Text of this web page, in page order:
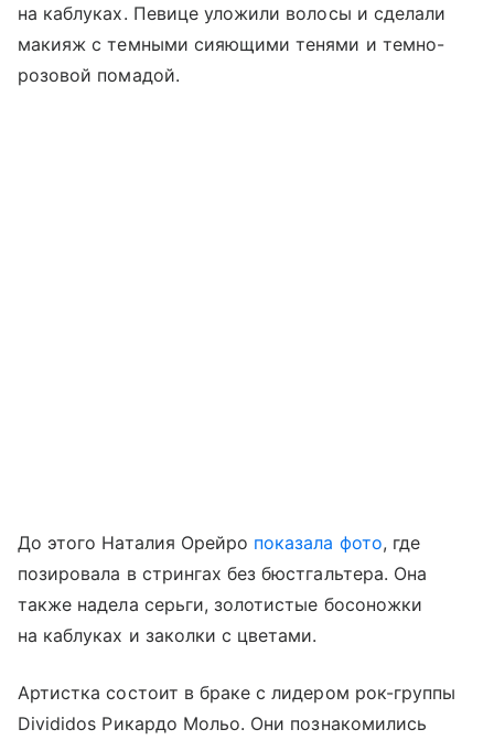
на каблуках. Певице уложили волосы и сделали
макияж с темными сияющими тенями и темно-
розовой помадой.
До этого Наталия Орейро показала фото, где
позировала в стрингах без бюстгальтера. Она
также надела серьги, золотистые босоножки
на каблуках и заколки с цветами.
Артистка состоит в браке с лидером рок-группы
Divididos Рикардо Мольо. Они познакомились